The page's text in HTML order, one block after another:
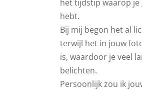
het tijdstip waarop
hebt.
Bij mij begon het al
terwijl het in jouw
is, waardoor je veel
belichten.
Persoonlijk zou ik